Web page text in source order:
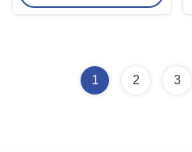
1 2 3